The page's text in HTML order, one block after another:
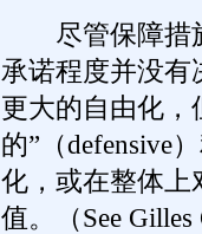
尽管保障措施
承诺程度并没有
更大的自由化，
的”（defensive
化，或在整体上
值。（See Gilles